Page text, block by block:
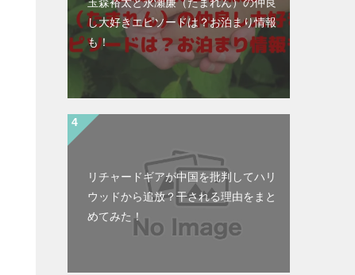
し大好きエピソードは？お泊まり情報
も！
リチャードギアが中国を批判してハリ
ウッドから追放？干される理由をまと
めてみた！